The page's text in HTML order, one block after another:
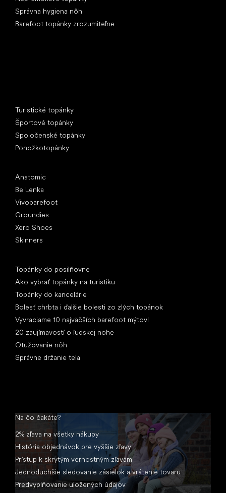
Správna hygiena nôh
Barefoot topánky zrozumiteľne
Turistické topánky
Športové topánky
Spoločenské topánky
Ponožkotopánky
Anatomic
Be Lenka
Vivobarefoot
Groundies
Xero Shoes
Skinners
Topánky do posilňovne
Ako vybrať topánky na turistiku
Topánky do kancelárie
Bolesť chrbta i ďalšie bolesti zo zlých topánok
Vyvraciame 10 najväčších barefoot mýtov!
20 zaujímavostí o ľudskej nohe
Otužovanie nôh
Správne držanie tela
Na čo čakáte?
2% zľava na všetky nákupy
História objednávok pre vyššie zľavy
Prístup k skrytým vernostným zľavám
Jednoduchšie sledovanie zásielok a vrátenie tovaru
Predvyplňovanie uložených údajov